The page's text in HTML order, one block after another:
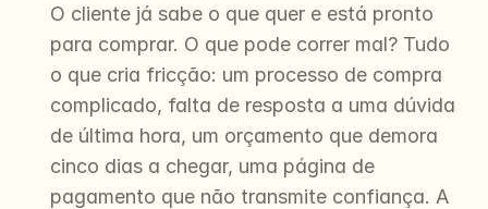
O cliente já sabe o que quer e está pronto
para comprar. O que pode correr mal? Tudo
o que cria fricção: um processo de compra
complicado, falta de resposta a uma dúvida
de última hora, um orçamento que demora
cinco dias a chegar, uma página de
pagamento que não transmite confiança. A